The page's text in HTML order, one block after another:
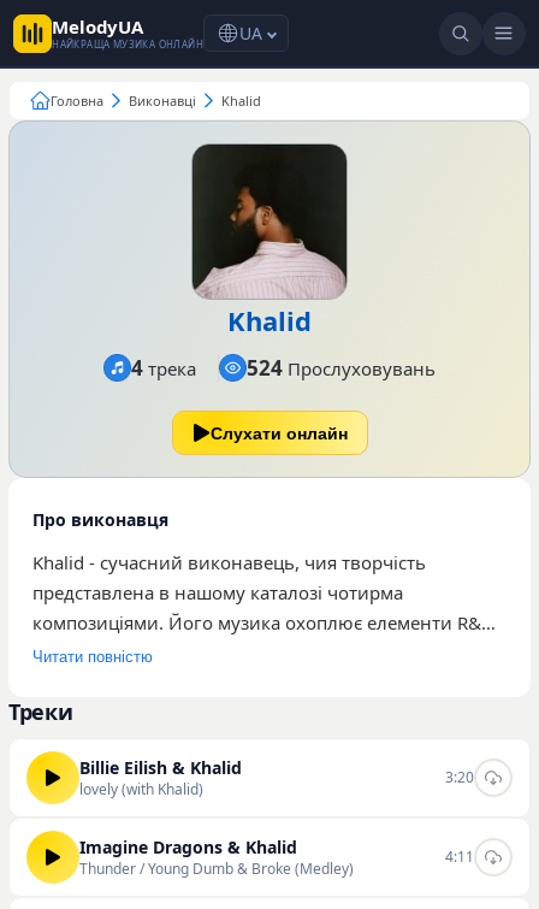
MelodyUA
НАЙКРАЩА МУЗИКА ОНЛАЙН UA
Головна Виконавці Khalid
Khalid
4 трека 524 Прослуховувань
Слухати онлайн
Про виконавця
Khalid - сучасний виконавець, чия творчість
представлена в нашому каталозі чотирма
композиціями. Його музика охоплює елементи R&B
та поп-сцени, вирізняючись м’яким вокальним
найпопулярніших треків користувачі виділяють
«Thunder / Young Dumb & Broke». Загальна кількість
прослуховувань артиста на нашому ресурсі
становить 257 відтворень, що свідчить про
стабільний інтерес аудиторії до його стилю. Його
Читати повністю
Треки
Billie Eilish & Khalid
lovely (with Khalid)
3:20
Imagine Dragons & Khalid
Thunder / Young Dumb & Broke (Medley)
4:11